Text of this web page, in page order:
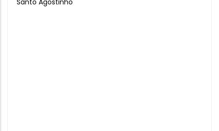
Santo Agostinho